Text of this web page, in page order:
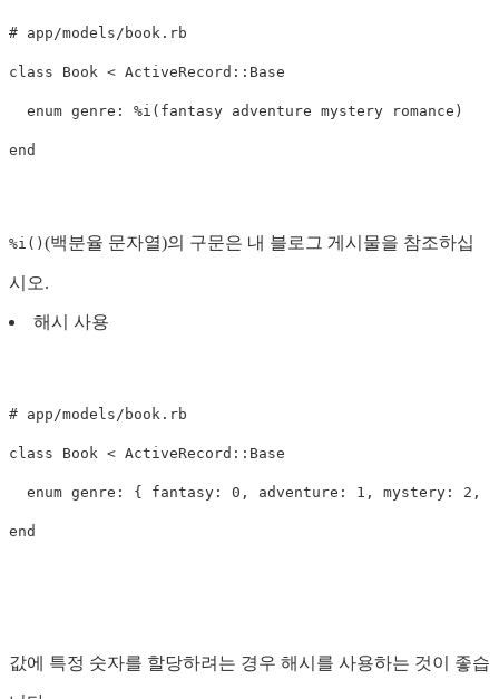
# app/models/book.rb
class Book < ActiveRecord :: Base
enum genre: %i(fantasy adventure mystery romance)
end
%i() (백분율 문자열)의 구문은 내 블로그 게시물을 참조하십
시오.
해시 사용
# app/models/book.rb
class Book < ActiveRecord :: Base
enum genre: { fantasy: 0 , adventure: 1 , mystery: 2 ,
end
값에 특정 숫자를 할당하려는 경우 해시를 사용하는 것이 좋습